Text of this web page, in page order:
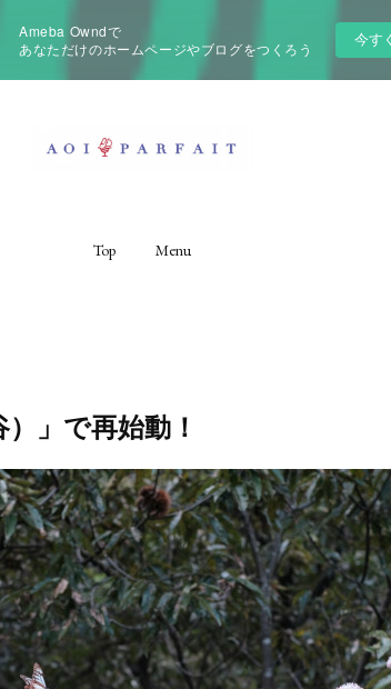
Ameba Owndで
あなただけのホームページやブログをつくろう
今す
Top Menu
」で再始動！